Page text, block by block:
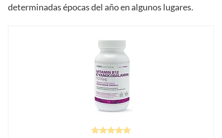
determinadas épocas del año en algunos lugares.